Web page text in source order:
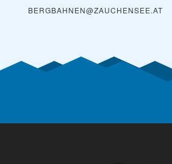
BERGBAHNEN@ZAUCHENSEE.AT